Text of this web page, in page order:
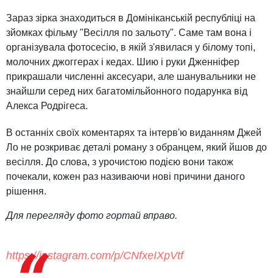
Зараз зірка знаходиться в Домініканській республіці на
зйомках фільму "Весілля по зальоту". Саме там вона і
організувала фотосесію, в якій з'явилася у білому топі,
молочних джоггерах і кедах. Шию і руки Дженніфер
прикрашали численні аксесуари, але шанувальники не
знайшли серед них багатомільйонного подарунка від
Алекса Родрігеса.
В останніх своїх коментарях та інтерв'ю виданням Джей
Ло не розкриває деталі роману з обранцем, який йшов до
весілля. До слова, з урочистою подією вони також
почекали, кожен раз називаючи нові причини даного
рішення.
Для перегляду фото гортай вправо.
https://instagram.com/p/CNfxeIXpVtf